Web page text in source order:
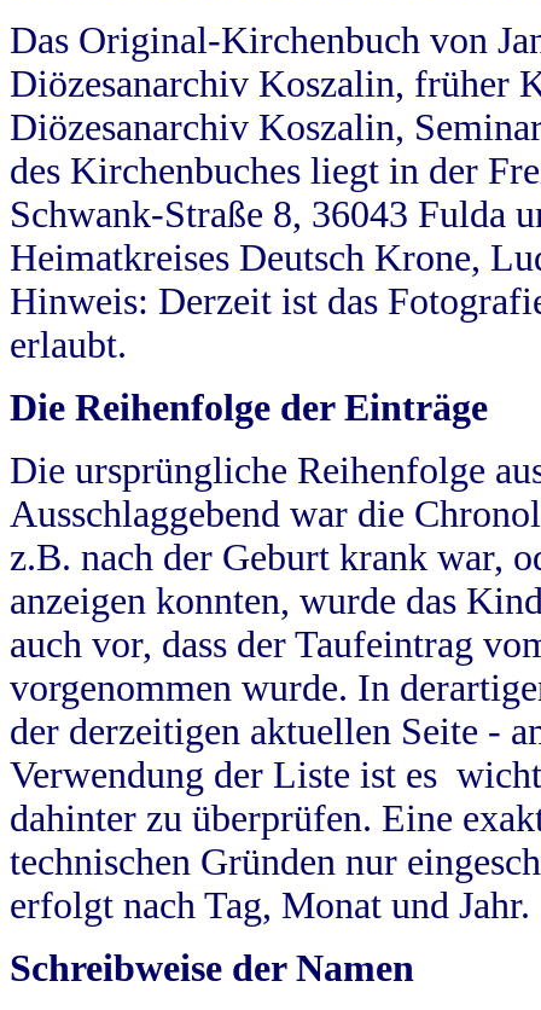
Das Original-Kirchenbuch von
Diözesanarchiv Koszalin, früher
Diözesanarchiv Koszalin,
des Kirchenbuches liegt in der
Schwank-Straße 8, 36043 Fulda
Heimatkreises Deutsch Krone,
Hinweis: Derzeit ist das
erlaubt.
Die Reihenfolge der Einträge
Die ursprüngliche Reihenfolge
Ausschlaggebend war die
z.B. nach der Geburt krank war,
anzeigen konnten, wurde das
auch vor, dass der Taufeintrag
vorgenommen wurde. In
der derzeitigen aktuellen Seite -
Verwendung der Liste ist es
dahinter zu überprüfen. Eine
technischen Gründen nur
erfolgt nach Tag, Monat und Jahr.
Schreibweise der Namen